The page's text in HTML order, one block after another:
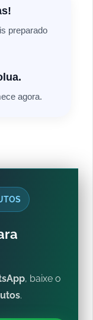
preparado
agora.
, baixe o
.